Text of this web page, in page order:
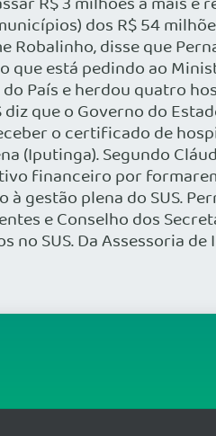
dos R$ 54
Robalinho, disse que
que está pedindo ao
País e herdou quatro
diz que o Governo do
o certificado de
(Iputinga). Segundo
financeiro por
à gestão plena do SUS.
e Conselho dos
no SUS. Da Assessoria